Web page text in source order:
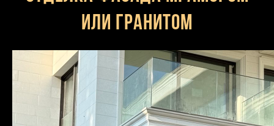
или гранитом